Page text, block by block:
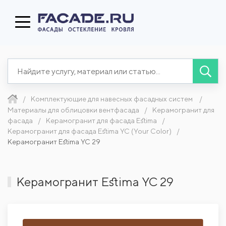
Комплектующие для навесных фасадных систем
Материалы для облицовки вентфасада
Керамогранит для
фасада
Керамогранит для фасада Estima
Керамогранит для фасада Estima YC (Your Color)
Керамогранит Estima YC 29
Керамогранит Estima YC 29